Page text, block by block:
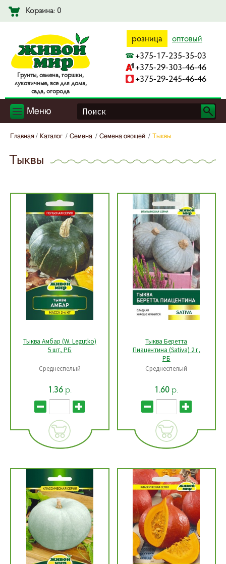
Корзина: 0
Гpyнты, ceмeнa, гopшки,
лyкoвичныe, вce для дoмa,
caдa, oгopoдa
розница оптовый
+375-17-235-35-03
+375-29-303-46-46
+375-29-245-46-46
Меню
Главная Каталог Семена Семена овощей Тыквы
Тыквы
Тыква Амбар (W. Legutko)
5 шт, РБ
Среднеспелый
1.36р.
Тыква Беретта
Пиацентина (Sativa) 2 г,
РБ
Среднеспелый
1.60р.